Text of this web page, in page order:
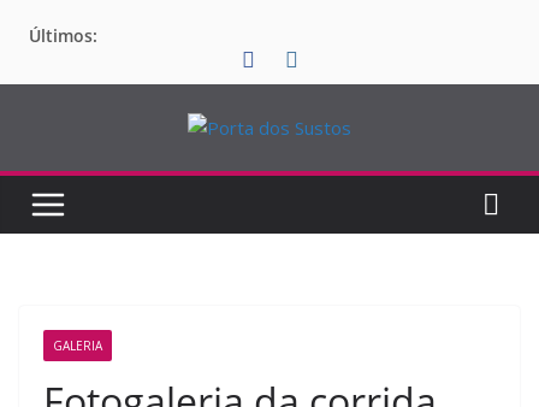
paraÚltimos:
GALERIA